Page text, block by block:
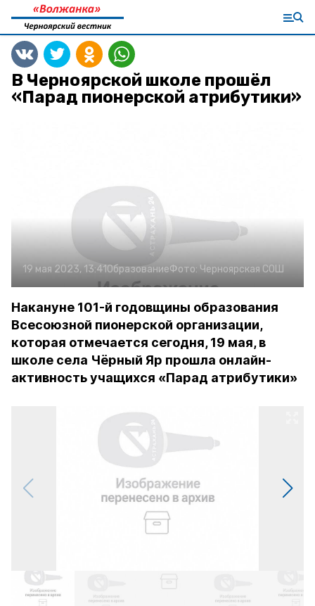
В Черноярской школе прошёл
«Парад пионерской атрибутики»
19 мая 2023, 13:41ОбразованиеФото: Черноярская СОШ
Накануне 101-й годовщины образования
Всесоюзной пионерской организации,
которая отмечается сегодня, 19 мая, в
школе села Чёрный Яр прошла онлайн-
активность учащихся «Парад атрибутики»